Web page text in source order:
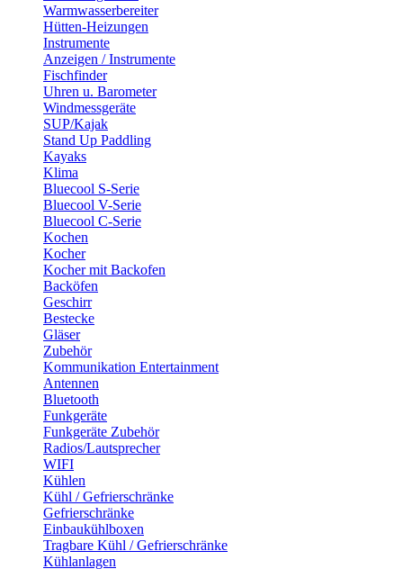
Warmwasserbereiter
Hütten-Heizungen
Instrumente
Anzeigen / Instrumente
Fischfinder
Uhren u. Barometer
Windmessgeräte
SUP/Kajak
Stand Up Paddling
Kayaks
Klima
Bluecool S-Serie
Bluecool V-Serie
Bluecool C-Serie
Kochen
Kocher
Kocher mit Backofen
Backöfen
Geschirr
Bestecke
Gläser
Zubehör
Kommunikation Entertainment
Antennen
Bluetooth
Funkgeräte
Funkgeräte Zubehör
Radios/Lautsprecher
WIFI
Kühlen
Kühl / Gefrierschränke
Gefrierschränke
Einbaukühlboxen
Tragbare Kühl / Gefrierschränke
Kühlanlagen